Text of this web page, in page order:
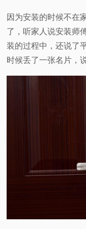
因为安装的时候不在
了，听家人说安装师
装的过程中，还说了
时候丢了一张名片，